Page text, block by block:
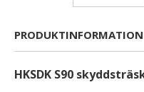
PRODUKTINFORMATION
HKSDK S90